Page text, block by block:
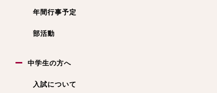
年間行事予定
部活動
中学生の方へ
入試について